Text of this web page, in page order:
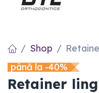
Shop
până la -40%
Retainer